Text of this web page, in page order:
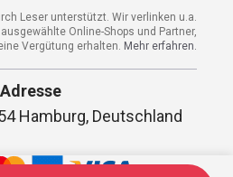
Leser unterstützt. Wir verlinken u.a.
Online-Shops und Partner,
Vergütung erhalten. Mehr erfahren.
Adresse
Hamburg, Deutschland